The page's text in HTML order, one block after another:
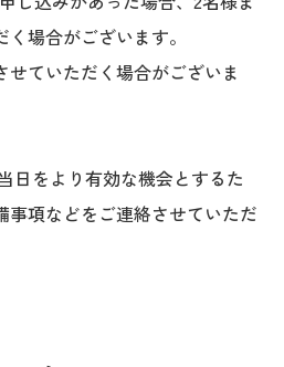
場合がございます。
ていただく場合がございま
日をより有効な機会とするた
事項などをご連絡させていただ